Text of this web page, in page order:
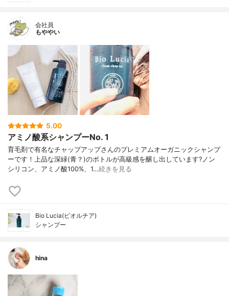
会社員
もややい
5.00
アミノ酸系シャンプーNo. 1
育毛剤で有名なチャップアップさんのプレミアムオーガニックシャンプ
ーです！上品な深緑(青？)のボトルが高級感を醸し出しています?ノン
シリコン、アミノ酸100%、1…続きを見る
Bio Lucia(ビオルチア)
シャンプー
hina